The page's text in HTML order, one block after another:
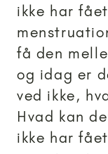
ikke har
få den
og idag er
ved ikke,
Hvad kan
ikke har